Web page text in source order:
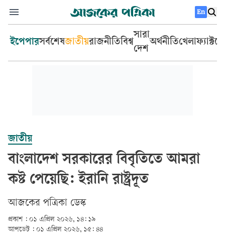
En
ইপেপারসর্বশেষজাতীয়রাজনীতিবিশ্ব
সারা
দেশ
অর্থনীতিখেলা
জাতীয়
বাংলাদেশ সরকারের বিবৃতিতে আমরা
কষ্ট পেয়েছি: ইরানি রাষ্ট্রদূত
আজকের পত্রিকা ডেস্ক­
প্রকাশ : ০১ এপ্রিল ২০২৬, ১৪: ১৯
আপডেট : ০১ এপ্রিল ২০২৬, ১৫: ৪৪